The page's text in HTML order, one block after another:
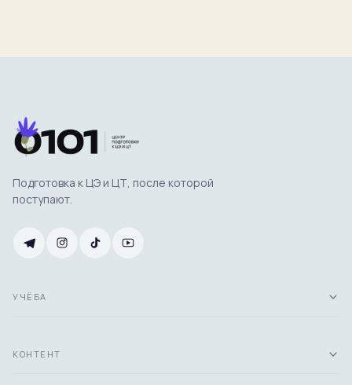
Подготовка к ЦЭ и ЦТ, после которой
поступают.
УЧЁБА
КОНТЕНТ